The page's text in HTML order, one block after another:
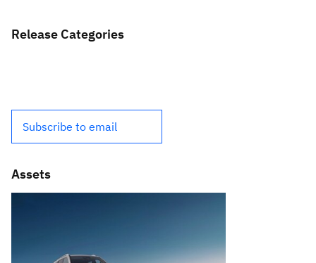
Release Categories
Subscribe to email
Assets